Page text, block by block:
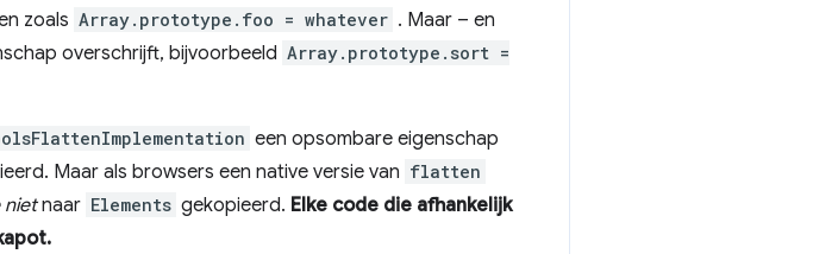
zoals Array.prototype.foo = whatever . Maar – en
overschrijft, bijvoorbeeld Array.prototype.sort =
een opsombare eigenschap
Maar als browsers een native versie van flatten
nietnaar Elements gekopieerd. Elke code die afhankelijk